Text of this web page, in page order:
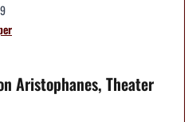
Aristophanes, Theater